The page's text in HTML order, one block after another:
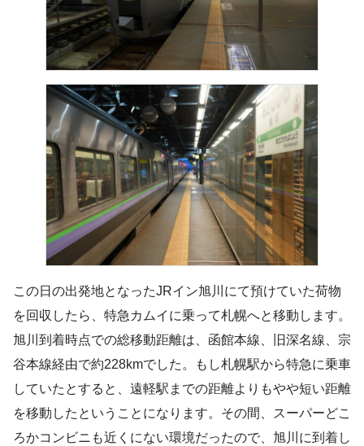
この日の出発地となったJRイン旭川にて預けていた荷物
を回収したら、特急カムイに乗って札幌へと移動します。
旭川到着時点での総移動距離は、函館本線、旧深名線、宗
谷本線経由で約228kmでした。もし札幌駅から特急に乗車
していたとすると、遠軽駅までの距離よりもやや短い距離
を移動したということになります。その間、スーパーどこ
ろかコンビニも近くにない環境だったので、旭川に到着し